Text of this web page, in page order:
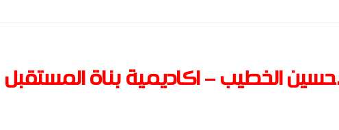
الخطيب – اكاديمية بناة المستقبل